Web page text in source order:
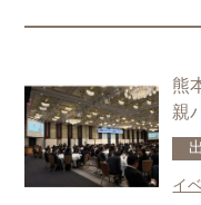
法令、規範の遵守と見
当社は、保有する個人
の他規範を遵守すると
し、その改善に努めま
お問い合せ
当社の個人情報の取扱
熊
親
イ